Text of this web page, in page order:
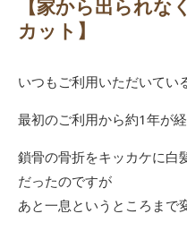
【家から出られな
カット】
いつもご利用いただいてい
最初のご利用から約1年が
鎖骨の骨折をキッカケに白
だったのですが
あと一息というところまで